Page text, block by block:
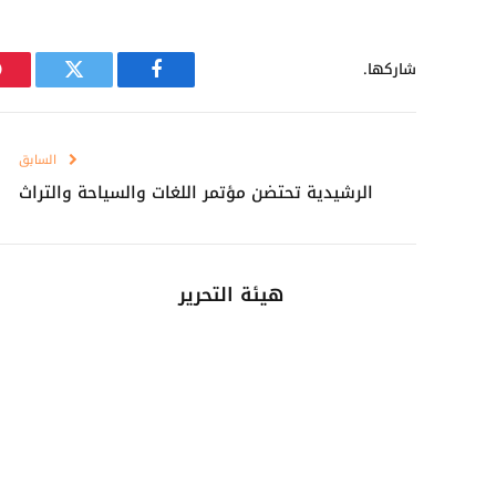
شاركها.
فيسبوك تويتر
السابق
الرشيدية تحتضن مؤتمر اللغات والسياحة والتراث
هيئة التحرير